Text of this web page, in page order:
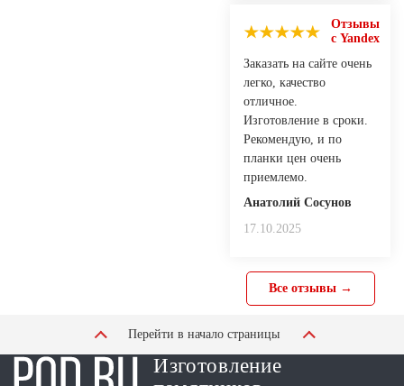
Отзывы
с Yandex
Заказать на сайте очень
легко, качество
отличное.
Изготовление в сроки.
Рекомендую, и по
планки цен очень
приемлемо.
Анатолий Сосунов
17.10.2025
Все отзывы →
Перейти в начало страницы
Изготовление